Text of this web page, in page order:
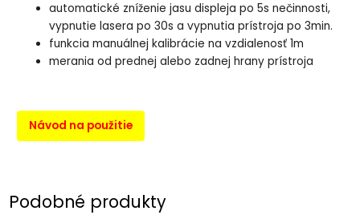
automatické zníženie jasu displeja po 5s nečinnosti,
vypnutie lasera po 30s a vypnutia prístroja po 3min.
funkcia manuálnej kalibrácie na vzdialenosť 1m
merania od prednej alebo zadnej hrany prístroja
Návod na použitie
Podobné produkty